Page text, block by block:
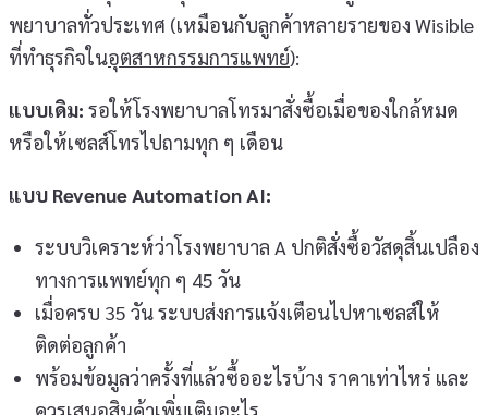
พยาบาลทั่วประเทศ (เหมือนกับลูกค้าหลายรายของ Wisible
ที่ทำธุรกิจในอุตสาหกรรมการแพทย์):
แบบเดิม: รอให้โรงพยาบาลโทรมาสั่งซื้อเมื่อของใกล้หมด
หรือให้เซลส์โทรไปถามทุก ๆ เดือน
แบบ Revenue Automation AI:
ระบบวิเคราะห์ว่าโรงพยาบาล A ปกติสั่งซื้อวัสดุสิ้นเปลือง
ทางการแพทย์ทุก ๆ 45 วัน
เมื่อครบ 35 วัน ระบบส่งการแจ้งเตือนไปหาเซลส์ให้
ติดต่อลูกค้า
พร้อมข้อมูลว่าครั้งที่แล้วซื้ออะไรบ้าง ราคาเท่าไหร่ และ